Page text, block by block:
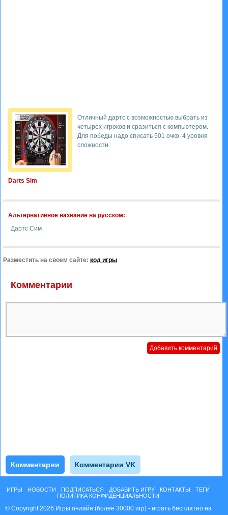
Darts Sim
Отличный дартс с возможностью выбрать из
четырех игроков и сразиться с компьютером.
Для победы надо списать 501 очко. 4 уровня
сложности.
Альтернативное название на русском:
Дартс Сим
Разместить на своем сайте: код игры
Комментарии
Комментарии Комментарии VK
ИГРЫ НОВОСТИ ПОДПИСАТЬСЯ ДОБАВИТЬ ИГРУ КОНТАКТЫ
ТЕГИ
ПОЛИТИКА КОНФИДЕНЦИАЛЬНОСТИ
© Copyright 2026 Игры онлайн (более 30000 игр) - играть бесплатно на